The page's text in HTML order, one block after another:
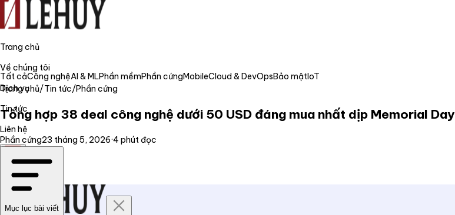
Trang chủ
Về chúng tôi
Dịch vụ
Tin tức
Liên hệ
Tất cảCông nghệAI & MLPhần mềmPhần cứngMobileCloud & DevOpsBảo mậtIoT
Trang chủ/Tin tức/Phần cứng
Tổng hợp 38 deal công nghệ dưới 50 USD đáng mua nhất dịp Memorial Day
Phần cứng23 tháng 5, 2026·4 phút đọc
Mục lục bài viết